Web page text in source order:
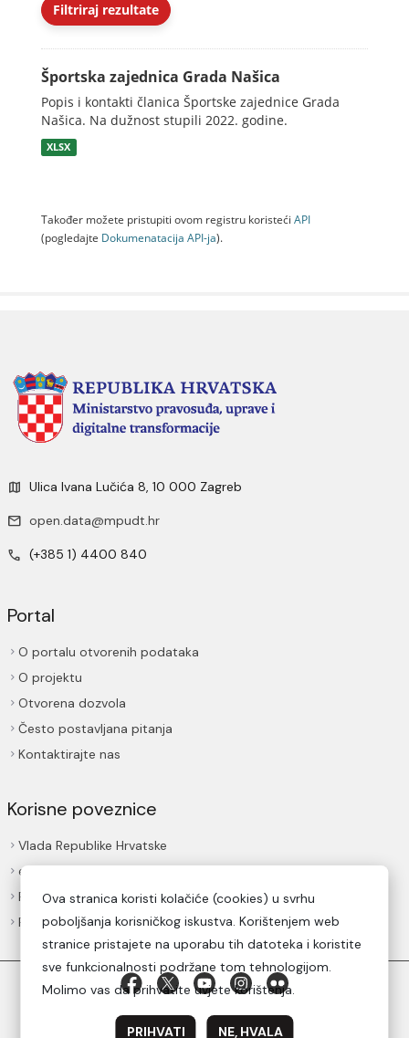
Filtriraj rezultate
Športska zajednica Grada Našica
Popis i kontakti članica Športske zajednice Grada
Našica. Na dužnost stupili 2022. godine.
XLSX
Također možete pristupiti ovom registru koristeći API
(pogledajte Dokumenаtаcijа API-jа).